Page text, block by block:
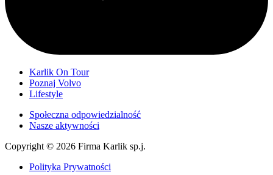
Karlik On Tour
Poznaj Volvo
Lifestyle
Społeczna odpowiedzialność
Nasze aktywności
Copyright © 2026 Firma Karlik sp.j.
Polityka Prywatności